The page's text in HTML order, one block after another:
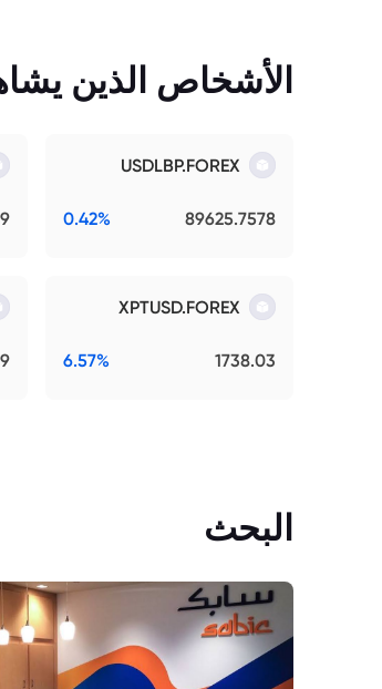
الأشخاص الذين
USDLBP.FOREX
89625.7578
0.42%
XPTUSD.FOREX
1738.03
6.57%
البحث